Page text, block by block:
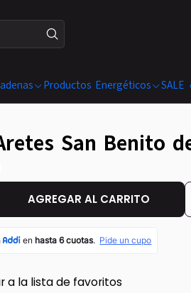
Productos Energéticos SALE
San Benito
AGREGAR AL CARRITO
a la lista de favoritos